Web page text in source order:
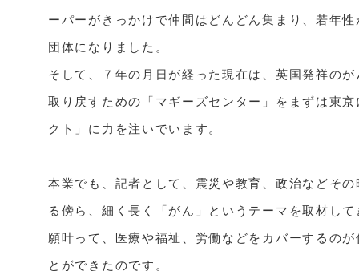
ーパーがきっかけで仲間はどんどん集まり、若年
団体になりました。
そして、７年の月日が経った現在は、英国発祥の
取り戻すための「マギーズセンター」をまずは東
クト」に力を注いでいます。
本業でも、記者として、震災や教育、政治などそ
る傍ら、細く長く「がん」というテーマを取材し
願叶って、医療や福祉、労働などをカバーするの
とができたのです。